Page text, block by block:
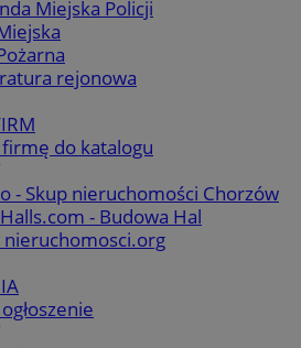
Miejska Policji
rejonowa
do katalogu
- Skup nieruchomości Chorzów
- Budowa Hal
nieruchomosci.org